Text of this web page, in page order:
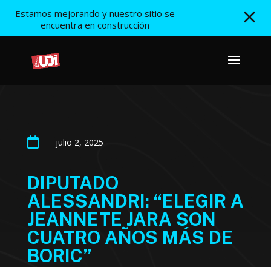
Estamos mejorando y nuestro sitio se
encuentra en construcción
 julio 2, 2025
DIPUTADO
ALESSANDRI: “ELEGIR A
JEANNETE JARA SON
CUATRO AÑOS MÁS DE
BORIC”